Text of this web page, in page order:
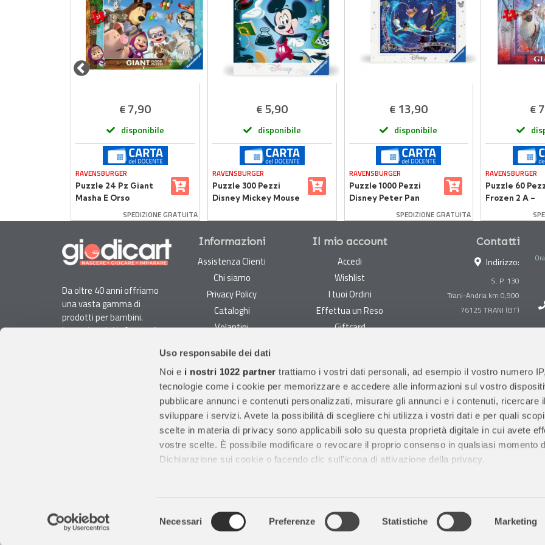
Uso responsabile dei dati
Noi e i nostri 1022 partner trattiamo i vostri dati personali, ad esempio il vostro numero
tecnologie come i cookie per memorizzare e accedere alle informazioni sul vostro
pubblicare annunci e contenuti personalizzati, misurare gli annunci e i contenuti, ricercare
sviluppare i servizi. Avete la possibilità di scegliere chi utilizza i vostri dati e per quali
scelte in materia di privacy sono applicabili solo su questa proprietà digitale in cui avete
vostre scelte. È possibile modificare o revocare il proprio consenso in qualsiasi momento
Dichiarazione sui cookie o facendo clic sull'icona di attivazione della privacy.
Identificare il tuo dispositivo, scansionandolo attivamente alla ricerca di caratteristiche
(impronte digitali).
del
Necessari Preferenze Statistiche Marketing
€7,90
disponibile
RAVENSBURGER
Puzzle 24 Pz Giant
Masha E Orso
SPEDIZIONE GRATUITA
€5,90
disponibile
RAVENSBURGER
Puzzle 300 Pezzi
Disney Mickey Mouse
€ 13,90
disponibile
RAVENSBURGER
Puzzle 1000 Pezzi
Disney Peter Pan
SPEDIZIONE GRATUITA
€
RAVENSBURGER
Puzzle 60
Frozen 2 A –
Da oltre 40 anni offriamo
una vasta gamma di
prodotti per bambini.
La nostra piattaforma di
ricerca di giocattoli, articoli
per l'infanzia, cancelleria e
soddisfare le esigenze dei
Informazioni
Assistenza Clienti
Chi siamo
Privacy Policy
Cataloghi
Volantini
DURC e Tracciabilità
Rilevazione Misure
Radiatori
Il mio account
Accedi
Wishlist
I tuoi Ordini
Effettua un Reso
Giftcard
Garanzie
Condizioni di vendita
Spedizioni e Resi
Pagamenti sicuri
Contatti
Indirizzo:
S. P. 130
Trani-Andria km 0,900
Prima Infanzia: 0883
494858
Orari di apertura al pubblico
Gruppo Giodicart srl S. P. 130 Trani-Andria km 0,900 (16 bis uscita Trani Nord) 76125 TRANI (BT)
P. IVA
3.000.000 i.v.